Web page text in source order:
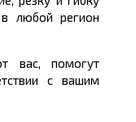
любой регион
вас, помогут
с вашим